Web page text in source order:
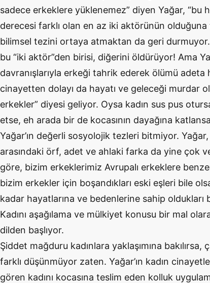
sadece erkeklere yüklenemez” diyen Yağar, “bu
derecesi farklı olan en az iki aktörünün
bilimsel tezini ortaya atmaktan da geri
bu “iki aktör”den birisi, diğerini öldürüyor! Ama
davranışlarıyla erkeği tahrik ederek ölümü
cinayetten dolayı da hayatı ve geleceği murdar
erkekler” diyesi geliyor. Oysa kadın sus pus
etse, eh arada bir de kocasının dayağına
Yağar’ın değerli sosyolojik tezleri bitmiyor.
arasındaki örf, adet ve ahlaki farka da yine çok
göre, bizim erkeklerimiz Avrupalı erkeklere
bizim erkekler için boşandıkları eski eşleri bile
kadar hayatlarına ve bedenlerine sahip oldukları
Kadını aşağılama ve mülkiyet konusu bir mal
dilden başlıyor.
Şiddet mağduru kadınlara yaklaşımına
farklı düşünmüyor zaten. Yağar’ın kadın
gören kadını kocasına teslim eden kolluk